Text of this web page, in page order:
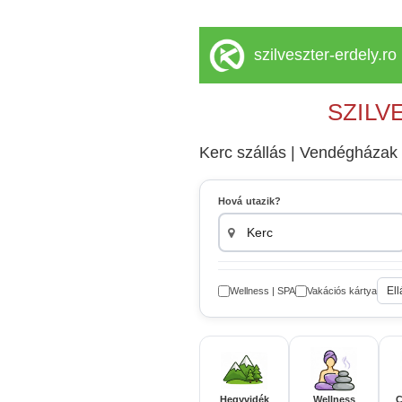
szilveszter-erdely.ro
Kerc szállás |
Hová utazik?
Wellness | SPA Vakációs kártya
Hegyvidék Wellness